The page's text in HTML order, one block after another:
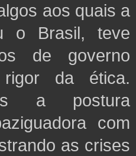
aos quais a
o Brasil, teve
de governo
da ética.
a postura
com
as crises